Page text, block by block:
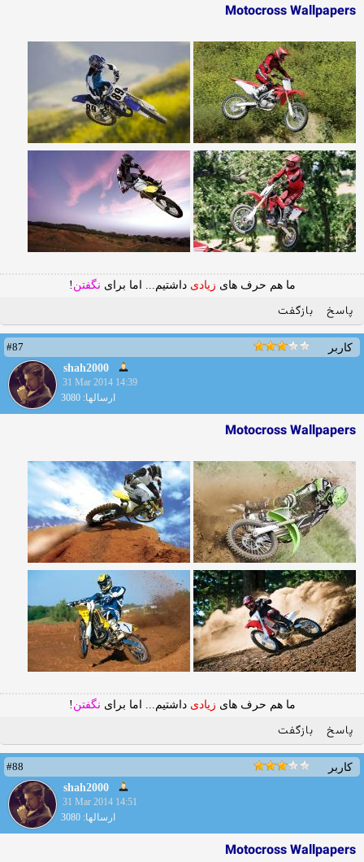
Motocross Wallpapers
ما هم حرف های زیادی داشتیم... اما برای نگفتن !
پاسخ بازگفت
کاربر
#87
shah2000
31 Mar 2014 14:39
ارسالها: 3080
Motocross Wallpapers
ما هم حرف های زیادی داشتیم... اما برای نگفتن !
پاسخ بازگفت
کاربر
#88
shah2000
31 Mar 2014 14:51
ارسالها: 3080
Motocross Wallpapers